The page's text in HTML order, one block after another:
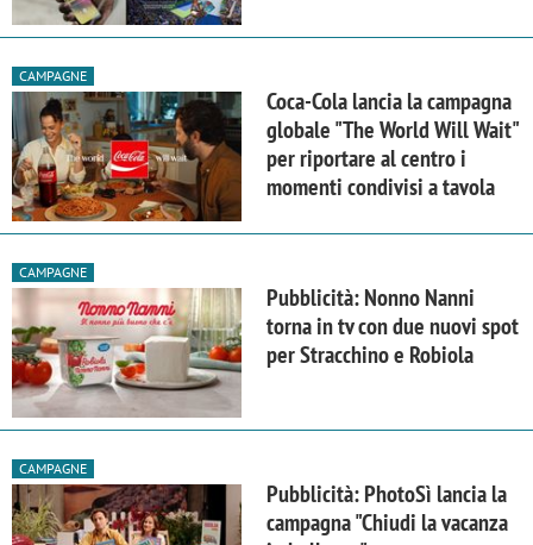
CAMPAGNE
Coca-Cola lancia la campagna
globale "The World Will Wait"
per riportare al centro i
momenti condivisi a tavola
CAMPAGNE
Pubblicità: Nonno Nanni
torna in tv con due nuovi spot
per Stracchino e Robiola
CAMPAGNE
Pubblicità: PhotoSì lancia la
campagna "Chiudi la vacanza